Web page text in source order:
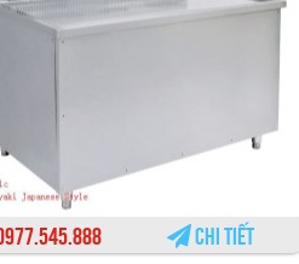
Chi tiết